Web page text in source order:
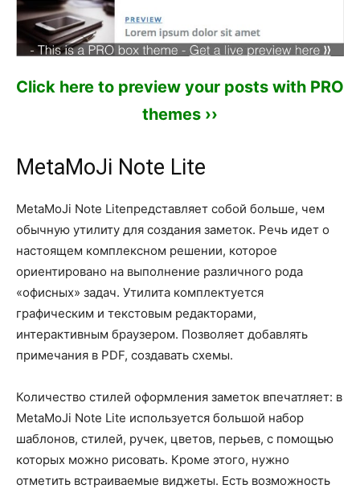
Click here to preview your posts with PRO
themes ››
MetaMoJi Note Lite
MetaMoJi Note Liteпредставляет собой больше, чем
обычную утилиту для создания заметок. Речь идет о
настоящем комплексном решении, которое
ориентировано на выполнение различного рода
«офисных» задач. Утилита комплектуется
графическим и текстовым редакторами,
интерактивным браузером. Позволяет добавлять
примечания в PDF, создавать схемы.
Количество стилей оформления заметок впечатляет: в
MetaMoJi Note Lite используется большой набор
шаблонов, стилей, ручек, цветов, перьев, с помощью
которых можно рисовать. Кроме этого, нужно
отметить встраиваемые виджеты. Есть возможность